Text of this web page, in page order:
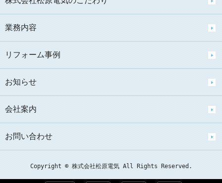
業務内容
リフォーム事例
お知らせ
会社案内
お問い合わせ
Copyright © 株式会社松原電気 All Rights Reserved.